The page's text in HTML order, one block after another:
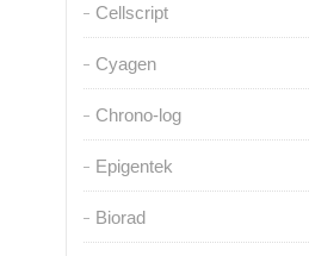
Cellscript
Cyagen
Chrono-log
Epigentek
Biorad